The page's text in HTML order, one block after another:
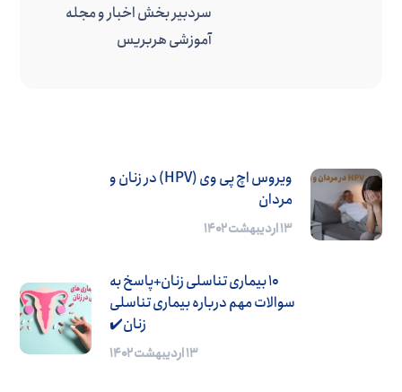
سردبیر بخش اخبار و مجله
آموزشی هربریس
ویروس اچ پی وی (HPV) در زنان و
مردان
۱۳ اردیبهشت ۱۴۰۲
10 بیماری تناسلی زنان+پاسخ به
سوالات مهم درباره بیماری تناسلی
زنان✔️
۱۳ اردیبهشت ۱۴۰۲